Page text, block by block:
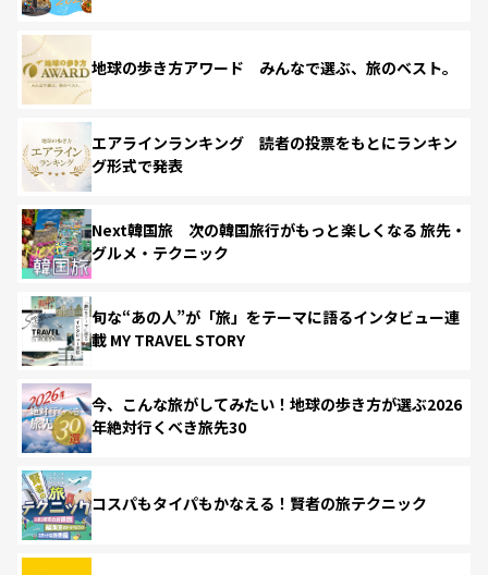
地球の歩き方アワード みんなで選ぶ、旅のベスト。
エアラインランキング 読者の投票をもとにランキン
グ形式で発表
Next韓国旅 次の韓国旅行がもっと楽しくなる 旅先・
グルメ・テクニック
旬な“あの人”が「旅」をテーマに語るインタビュー連
載 MY TRAVEL STORY
今、こんな旅がしてみたい！地球の歩き方が選ぶ2026
年絶対行くべき旅先30
コスパもタイパもかなえる！賢者の旅テクニック